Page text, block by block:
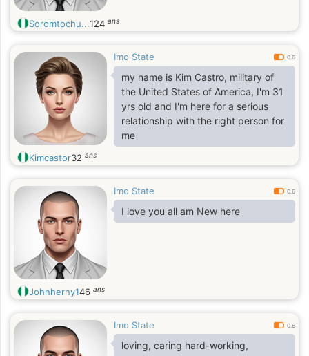
Soromtochu...124 ans
Imo State 0.6
my name is Kim Castro, military of
the United States of America, I'm 31
yrs old and I'm here for a serious
relationship with the right person for
me
Kimcastor32 ans
Imo State 0.6
I love you all am New here
Johnherny146 ans
Imo State 0.6
loving, caring hard-working,